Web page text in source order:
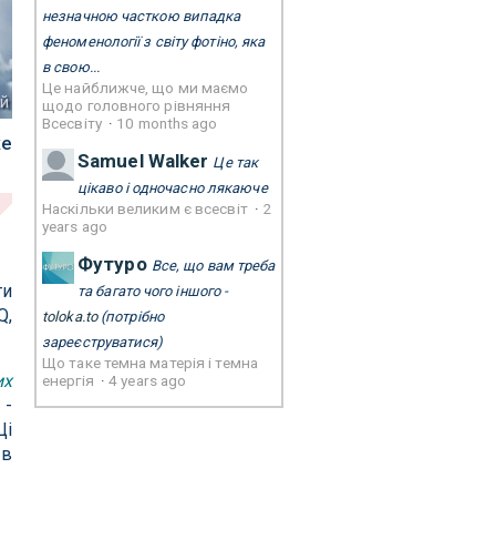
-
незначною часткою випадка
феноменології з світу фотіно, яка
в свою...
Це найближче, що ми маємо
щодо головного рівняння
Всесвіту · 10 months ago
Samuel Walker Це так
цікаво і одночасно лякаюче
Наскільки великим є всесвіт · 2
years ago
Футуро Все, що вам треба
та багато чого іншого -
toloka.to(потрібно
зареєструватися)
Що таке темна матерія і темна
енергія ·4 years ago